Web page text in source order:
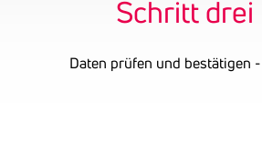
Schritt drei
Daten prüfen und bestätigen